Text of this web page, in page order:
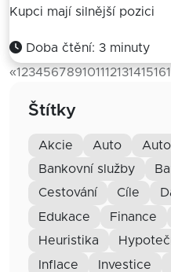
Kupci mají silnější pozici
Doba čtění: 3 minuty
«12345678910111213141516
Štítky
akcie auto
bankovní služby
cestování
cíle
edukace
finance
heuristika
inflace
investice